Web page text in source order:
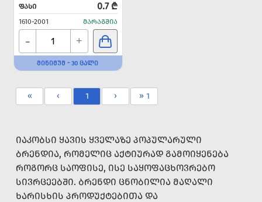
ᲤᲐᲡᲘ 0.7 ₾
1610-2001 ᲛᲐᲠᲐᲒᲨᲘᲐ
- +
ᲛᲘᲜᲘᲛᲣᲛ - 30 ᲪᲐᲚᲘ
« ‹ 1 › » 1
ᲘᲐᲙᲝᲑᲡᲘ ᲧᲐᲕᲘᲡ ᲧᲕᲔᲚᲐᲖᲔ ᲞᲝᲞᲣᲚᲐᲠᲣᲚᲘ
ᲑᲠᲔᲜᲓᲘᲐ, ᲠᲝᲛᲔᲚᲘᲪ ᲐᲥᲢᲘᲣᲠᲐᲓ ᲒᲐᲛᲝᲘᲧᲔᲜᲔᲑᲐ
ᲠᲝᲒᲝᲠᲪ ᲡᲐᲝᲤᲘᲡᲔ, ᲘᲡᲔ ᲡᲐᲧᲝᲤᲐᲪᲮᲝᲕᲠᲔᲑᲝ
ᲡᲘᲕᲠᲪᲔᲔᲑᲨᲘ. ᲑᲠᲔᲜᲓᲘ ᲪᲜᲝᲑᲘᲚᲘᲐ ᲛᲐᲦᲐᲚᲘ
ᲮᲐᲠᲘᲡᲮᲘᲡ ᲞᲠᲝᲓᲣᲥᲢᲔᲑᲘᲗᲐ ᲓᲐ